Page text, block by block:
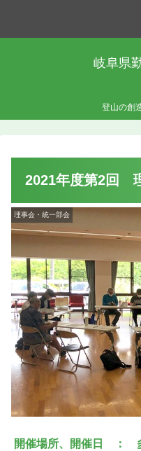
岐阜県
登山の創
2021年度第2回
理事会・統一部会
開催場所、開催日 ：